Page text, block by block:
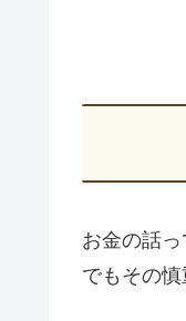
お金の話
でもその